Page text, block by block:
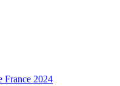
France 2024